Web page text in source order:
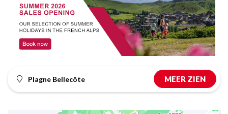
Plagne Bellecôte MEER ZIEN